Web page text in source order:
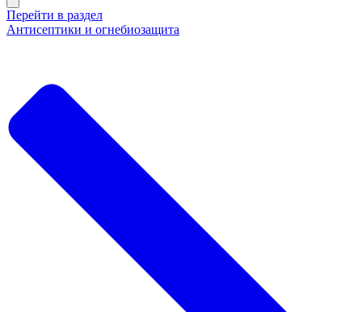
Перейти в раздел
Антисептики и огнебиозащита